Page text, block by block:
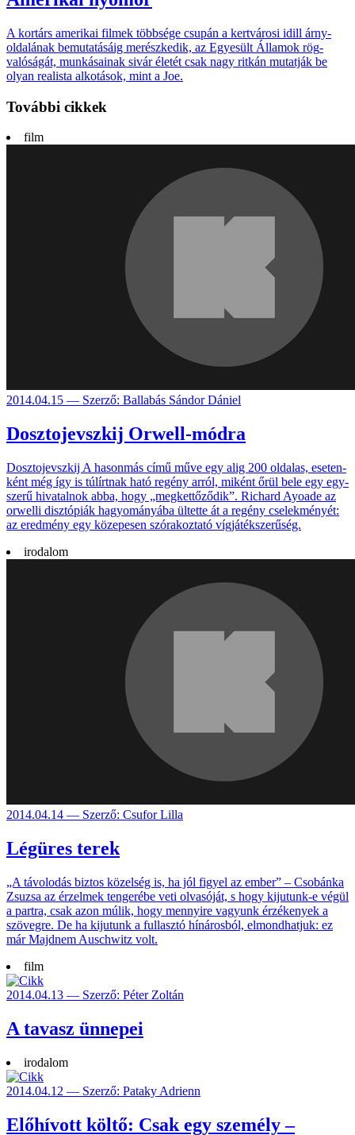
A kortárs amerikai filmek többsége csupán a kert­városi idill árny­
oldalá­nak bemuta­tásáig merész­kedik, az Egye­sült Álla­mok rög­
valósá­gát, munká­sainak sivár éle­tét csak nagy ritkán mutat­ják be
olyan rea­lista alko­tások, mint a Joe.
További cikkek
film
2014.04.15 — Szerző: Ballabás Sándor Dániel
Dosztojevszkij Orwell-módra
Dosztojevszkij A hason­más című műve egy alig 200 oldalas, ese­ten­
ként még így is túl­írtnak ható regény arról, miként őrül bele egy egy­
szerű hiva­talnok abba, hogy „meg­kettő­ződik”. Richard Ayoade az
orwelli disz­tópiák hagyo­má­nyába ültette át a regény cselek­ményét:
az ered­mény egy köze­pesen szóra­koz­tató víg­játék­szerű­ség.
irodalom
2014.04.14 — Szerző: Csufor Lilla
Légüres terek
„A távolodás biztos közel­ség is, ha jól figyel az ember” – Cso­bánka
Zsuzsa az érzel­mek ten­gerébe veti olva­sóját, s hogy kijutunk-e végül
a partra, csak azon múlik, hogy mennyire vagyunk érzé­kenyek a
szö­vegre. De ha kijutunk a ful­lasz­tó híná­rosból, elmond­hatjuk: ez
már Majd­nem Auschwitz volt.
film
2014.04.13 — Szerző: Péter Zoltán
A tavasz ünnepei
irodalom
2014.04.12 — Szerző: Pataky Adrienn
Előhívott költő: Csak egy személy –